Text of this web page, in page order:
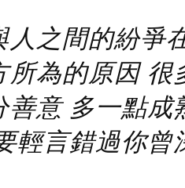
人之間的紛爭
所為的原因
善意 多一點
輕言錯過你曾